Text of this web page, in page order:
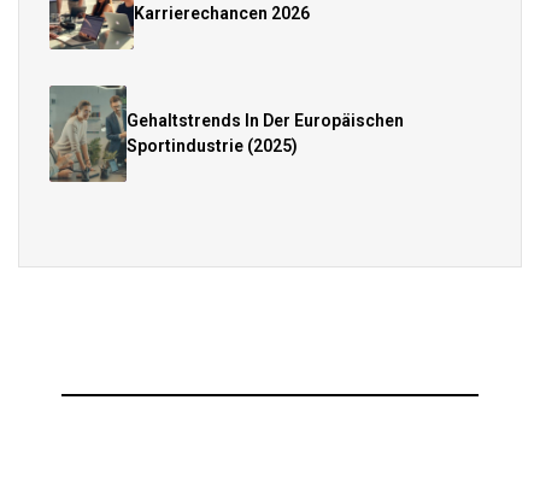
Karrierechancen 2026
Gehaltstrends In Der Europäischen
Sportindustrie (2025)